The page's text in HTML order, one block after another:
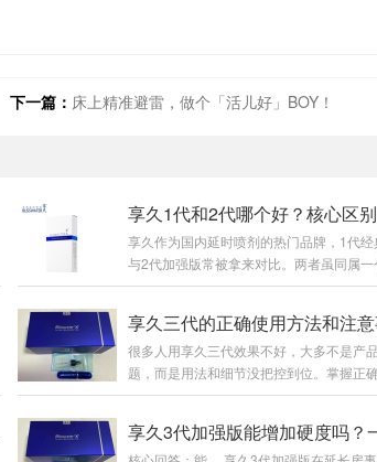
下一篇： 床上精准避雷，做个「活儿好」BOY！
享久作为国内延时喷剂的热门品牌，1代经
与2代加强版常被拿来对比。两者虽同属一
列，但在配方、起效速度、使用体感及性
配需求的款式。先看基础定位与核心配方
1代是2015年上市的初代产品，作为品牌
款，配方主打基础天然草本成分，成分浓
中，核心作用是初步降低敏感度，满足基
关键款，2023年升级为加强版，配方大幅
享久三代的正确使用方法和注
很多人用享久三代效果不好，大多不是产
题，而是用法和细节没把控到位。掌握正
用步骤，规避常见误区，才能充分发挥产
了完整、接地气的实操用法和核心注意事